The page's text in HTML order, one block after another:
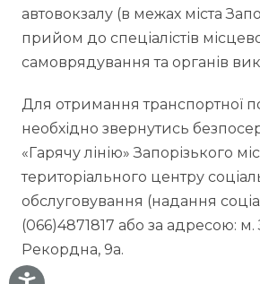
автовокзалу (в межах міста
прийом до спеціалістів
самоврядування та органів
Для отримання транспортної
необхідно звернутись
«Гарячу лінію» Запорізького
територіального центру
обслуговування (надання
(066)4871817 або за адресою: м.
Рекордна, 9а.